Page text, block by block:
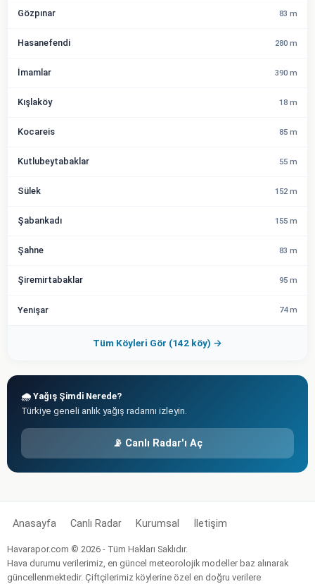
Gözpınar 83 m
Hasanefendi 280 m
İmamlar 390 m
Kışlaköy 18 m
Kocareis 85 m
Kutlubeytabaklar 55 m
Sülek 152 m
Şabankadı 155 m
Şahne 83 m
Şiremirtabaklar 95 m
Yenişar 74 m
Tüm Köyleri Gör (142 köy) →
🌧️ Yağış Şimdi Nerede?
Türkiye geneli anlık yağış radarını izleyin.
📡 Canlı Radar'ı Aç
Anasayfa Canlı Radar Kurumsal İletişim
Havarapor.com © 2026 - Tüm Hakları Saklıdır.
Hava durumu verilerimiz, en güncel meteorolojik modeller baz alınarak
güncellenmektedir. Çiftçilerimiz köylerine özel en doğru verilere